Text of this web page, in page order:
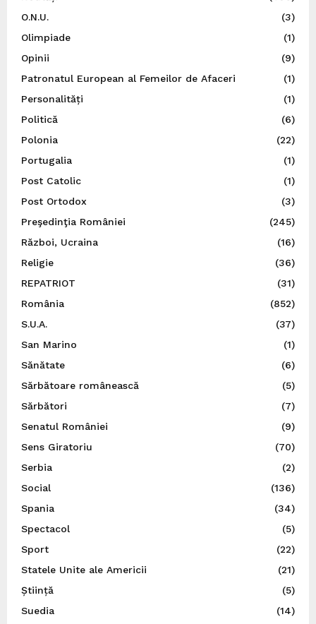
O.N.U.
(3)
Olimpiade
(1)
Opinii
(9)
Patronatul European al Femeilor de Afaceri
(1)
Personalități
(1)
Politică
(6)
Polonia
(22)
Portugalia
(1)
Post Catolic
(1)
Post Ortodox
(3)
Preşedinţia României
(245)
Război, Ucraina
(16)
Religie
(36)
REPATRIOT
(31)
România
(852)
S.U.A.
(37)
San Marino
(1)
Sănătate
(6)
Sărbătoare românească
(5)
Sărbători
(7)
Senatul României
(9)
Sens Giratoriu
(70)
Serbia
(2)
Social
(136)
Spania
(34)
Spectacol
(5)
Sport
(22)
Statele Unite ale Americii
(21)
Știință
(5)
Suedia
(14)